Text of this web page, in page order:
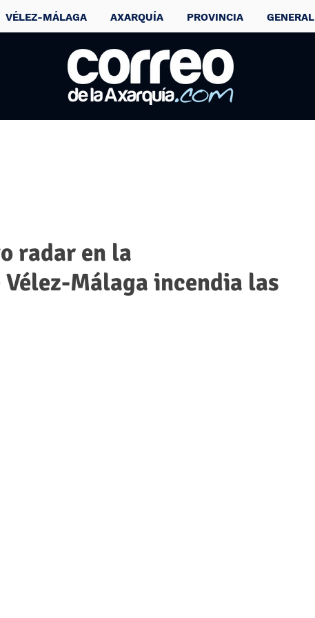
VÉLEZ-MÁLAGA AXARQUÍA PROVINCIA GENERAL
radar en la
Málaga incendia las